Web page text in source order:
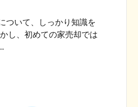
ついて、しっかり知識を
し、初めての家売却では